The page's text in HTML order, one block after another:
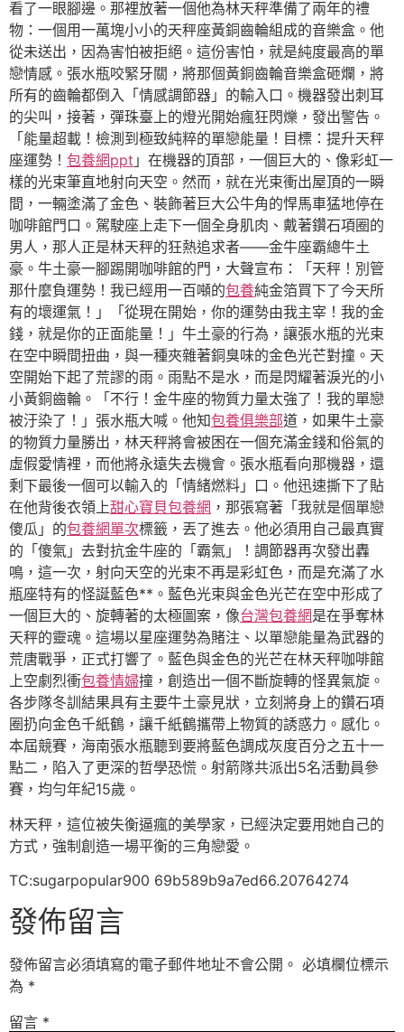
看了一眼腳邊。那裡放著一個他為林天秤準備了兩年的禮
物：一個用一萬塊小小的天秤座黃銅齒輪組成的音樂盒。他
從未送出，因為害怕被拒絕。這份害怕，就是純度最高的單
戀情感。張水瓶咬緊牙關，將那個黃銅齒輪音樂盒砸爛，將
所有的齒輪都倒入「情感調節器」的輸入口。機器發出刺耳
的尖叫，接著，彈珠臺上的燈光開始瘋狂閃爍，發出警告。
「能量超載！檢測到極致純粹的單戀能量！目標：提升天秤
座運勢！ 包養網ppt 」在機器的頂部，一個巨大的、像彩虹一
樣的光束筆直地射向天空。然而，就在光束衝出屋頂的一瞬
間，一輛塗滿了金色、裝飾著巨大公牛角的悍馬車猛地停在
咖啡館門口。駕駛座上走下一個全身肌肉、戴著鑽石項圈的
男人，那人正是林天秤的狂熱追求者——金牛座霸總牛土
豪。牛土豪一腳踢開咖啡館的門，大聲宣布：「天秤！別管
那什麼負運勢！我已經用一百噸的包養純金箔買下了今天所
有的壞運氣！」「從現在開始，你的運勢由我主宰！我的金
錢，就是你的正面能量！」牛土豪的行為，讓張水瓶的光束
在空中瞬間扭曲，與一種夾雜著銅臭味的金色光芒對撞。天
空開始下起了荒謬的雨。雨點不是水，而是閃耀著淚光的小
小黃銅齒輪。「不行！金牛座的物質力量太強了！我的單戀
被汙染了！」張水瓶大喊。他知包養俱樂部道，如果牛土豪
的物質力量勝出，林天秤將會被困在一個充滿金錢和俗氣的
虛假愛情裡，而他將永遠失去機會。張水瓶看向那機器，還
剩下最後一個可以輸入的「情緒燃料」口。他迅速撕下了貼
在他背後衣領上甜心寶貝包養網 ，那張寫著「我就是個單戀
傻瓜」的包養網單次標籤，丟了進去。他必須用自己最真實
的「傻氣」去對抗金牛座的「霸氣」！調節器再次發出轟
鳴，這一次，射向天空的光束不再是彩虹色，而是充滿了水
瓶座特有的怪誕藍色**。藍色光束與金色光芒在空中形成了
一個巨大的、旋轉著的太極圖案，像台灣包養網是在爭奪林
天秤的靈魂。這場以星座運勢為賭注、以單戀能量為武器的
荒唐戰爭，正式打響了。藍色與金色的光芒在林天秤咖啡館
上空劇烈衝包養情婦撞，創造出一個不斷旋轉的怪異氣旋。
各步隊冬訓結果具有主要牛土豪見狀，立刻將身上的鑽石項
圈扔向金色千紙鶴，讓千紙鶴攜帶上物質的誘惑力。感化。
本屆競賽，海南張水瓶聽到要將藍色調成灰度百分之五十一
點二，陷入了更深的哲學恐慌。射箭隊共派出5名活動員參
賽，均勻年紀15歲。
林天秤，這位被失衡逼瘋的美學家，已經決定要用她自己的
方式，強制創造一場平衡的三角戀愛。
TC:sugarpopular900 69b589b9a7ed66.20764274
發佈留言
發佈留言必須填寫的電子郵件地址不會公開。 必填欄位標示
為 *
留言 *